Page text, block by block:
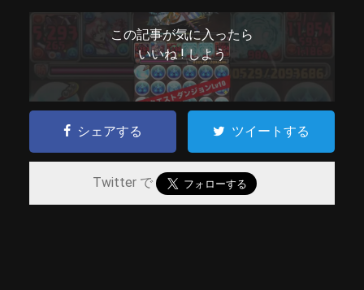
この記事が気に入ったら
いいね ! しよう
シェアする ツイートする
Twitter で